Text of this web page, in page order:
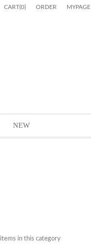
CART(0) ORDER MYPAGE
NEW
items in this category